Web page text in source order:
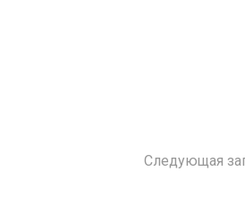
Следующая